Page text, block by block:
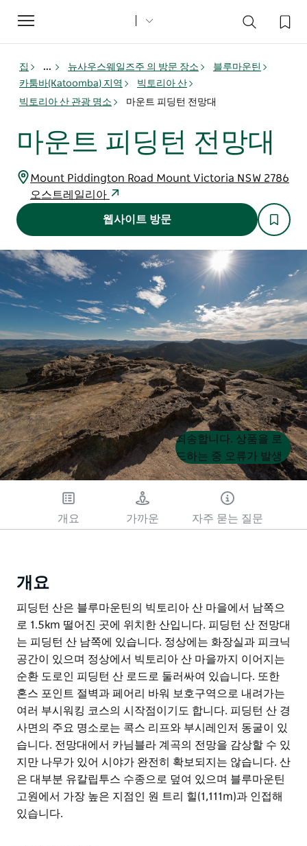
Toggle
navigation
집 ... 뉴사우스웨일즈주 의 방문 장소
블루마운틴
카툼바(Katoomba) 지역
빅토리아 산
빅토리아 산 관광 명소
마운트 피딩턴 전망대
마운트 피딩턴 전망대
Mount Piddington Road Mount Victoria NSW 2786
오스트레일리아
웹사이트 방문
Product
List
Product
List
죄송합니다. 상품을 로
드하는 중 오류가 발생
했습니다. 나중에 다시
시도해 주세요.
개요 가까운 자주 묻는 질문
개요
피딩턴 산은 블루마운틴의 빅토리아 산 마을에서 남쪽으
로 1.5km 떨어진 곳에 위치한 산입니다. 피딩턴 산 전망대
는 피딩턴 산 남쪽에 있습니다. 정상에는 화장실과 피크닉
공간이 있으며 정상에서 빅토리아 산 마을까지 이어지는
순환 도로인 피딩턴 산 로드로 둘러싸여 있습니다. 또한
혼스 포인트 절벽과 페어리 바워 보호구역으로 내려가는
여러 부시워킹 코스의 시작점이기도 합니다. 피딩턴 산 경
사면의 주요 명소로는 콕스 리프와 부시레인저 동굴이 있
습니다. 전망대에서 카님블라 계곡의 전망을 감상할 수 있
지만 나무가 있어 시야가 완전히 확보되지는 않습니다. 산
은 대부분 유칼립투스 수종으로 덮여 있으며 블루마운틴
고원에서 가장 높은 지점인 원 트리 힐(1,111m)과 인접해
있습니다.